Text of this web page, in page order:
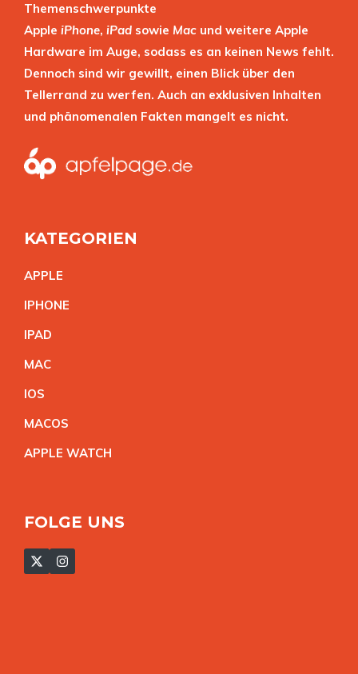
Themenschwerpunkte
Apple iPhone, iPad sowie Mac und weitere Apple
Hardware im Auge, sodass es an keinen News fehlt.
Dennoch sind wir gewillt, einen Blick über den
Tellerrand zu werfen. Auch an exklusiven Inhalten
und phänomenalen Fakten mangelt es nicht.
KATEGORIEN
APPLE
IPHONE
IPAD
MAC
IOS
MACOS
APPLE WATCH
FOLGE UNS